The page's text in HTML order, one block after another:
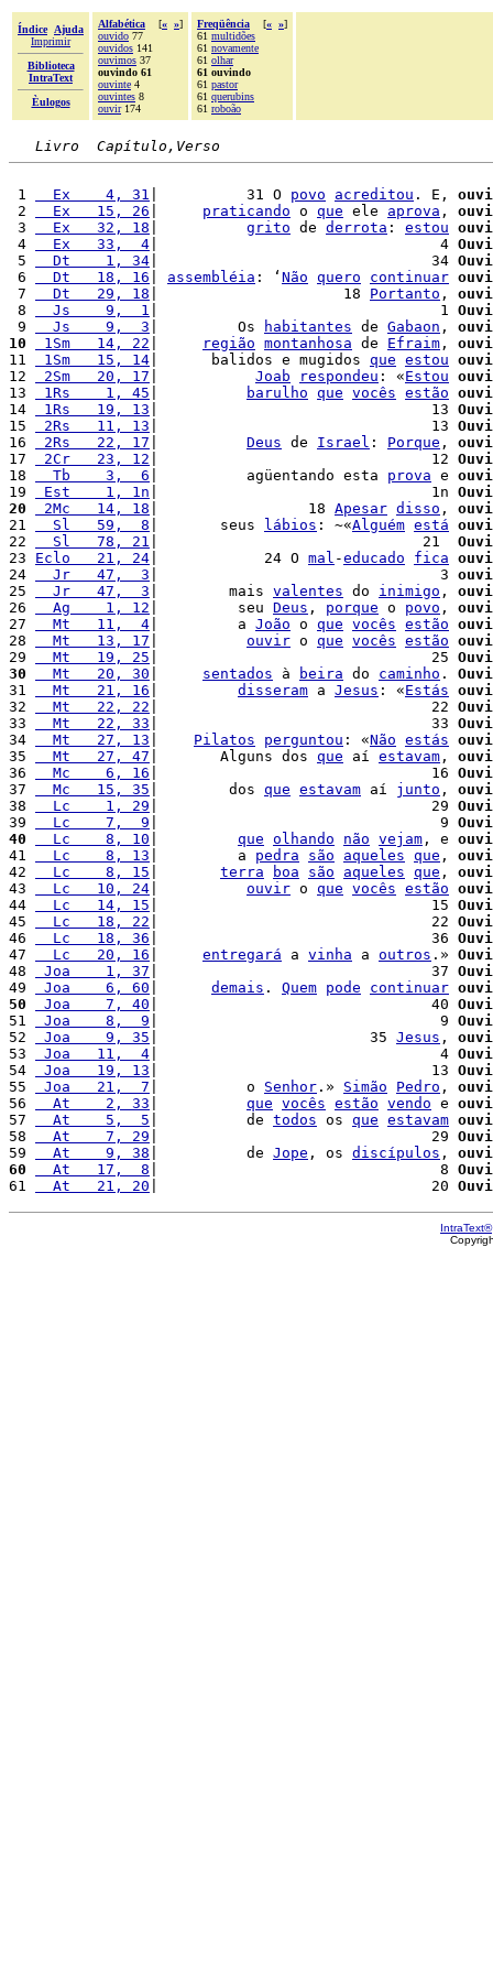
Índice
Ajuda
Imprimir
Biblioteca
IntraText
Èulogos
Alfabética [« »]
ouvido 77
ouvidos 141
ouvimos 37
ouvindo 61
ouvinte 4
ouvintes 8
ouvir174
Freqüência [« »]
61 multidões
61 novamente
61 olhar
61 ouvindo
61 pastor
61 querubins
61 roboão
Livro  Capítulo,Verso
1
  Ex    4, 31
|          31 O povo acreditou . E,
2
  Ex   15, 26
praticando o que ele aprova ,
3
  Ex   32, 18
grito de derrota : estou
4
  Ex   33,  4
|                                4
5
  Dt    1, 34
|                               34
6
  Dt   18, 16
assembléia : ‘ Não quero continuar
7
  Dt   29, 18
|                     18 Portanto ,
8
  Js    9,  1
|                                1
9
  Js    9,  3
|         Os habitantes de Gabaon ,
10
1Sm   14, 22 região montanhosa de Efraim ,
11
1Sm   15, 14 |      balidos e mugidos que estou
12
2Sm   20, 17 Joab respondeu : «Estou
13
1Rs    1, 45 barulho que vocês estão
14
1Rs   19, 13 |                               13
15
2Rs   11, 13 |                               13
16
2Rs   22, 17 Deus de Israel : Porque ,
17
2Cr   23, 12 |                               12
18
  Tb    3,  6
|          agüentando esta prova e
19
Est    1, 1n |                               1n
20
2Mc   14, 18 |                 18 Apesar disso ,
21
  Sl   59,  8
|       seus lábios : ~«Alguém está
22
  Sl   78, 21
|                              21
23 Eclo   21, 24 |            24 O mal -educado fica
24
  Jr   47,  3
|                                3
25
  Jr   47,  3
|        mais valentes do inimigo ,
26
  Ag    1, 12
|         seu Deus , porque o povo ,
27
  Mt   11,  4
|         a João o que vocês estão
28
  Mt   13, 17
ouvir o que vocês estão
29
  Mt   19, 25
|                               25
30
  Mt   20, 30
sentados à beira do caminho .
31
  Mt   21, 16
disseram a Jesus : «Estás
32
  Mt   22, 22
|                               22
33
  Mt   22, 33
|                               33
34
  Mt   27, 13
Pilatos perguntou : «Não estás
35
  Mt   27, 47
|       Alguns dos que aí estavam ,
36
  Mc    6, 16
|                               16
37
  Mc   15, 35
|        dos que estavam aí junto ,
38
  Lc    1, 29
|                               29
39
  Lc    7,  9
|                                9
40
  Lc    8, 10
que olhando não vejam , e
41
  Lc    8, 13
|         a pedra são aqueles que ,
42
  Lc    8, 15
terra boa são aqueles que ,
43
  Lc   10, 24
ouvir o que vocês estão
44
  Lc   14, 15
|                               15
45
  Lc   18, 22
|                               22
46
  Lc   18, 36
|                               36
47
  Lc   20, 16
entregará a vinha a outros .»
48
Joa    1, 37 |                               37
49
Joa    6, 60 demais . Quem pode continuar
50
Joa    7, 40 |                               40
51
Joa    8,  9 |                                9
52
Joa    9, 35 |                        35 Jesus ,
53
Joa   11,  4 |                                4
54
Joa   19, 13 |                               13
55
Joa   21,  7 |          o Senhor .» Simão Pedro ,
56
  At    2, 33
que vocês estão vendo e
57
  At    5,  5
|          de todos os que estavam
58
  At    7, 29
|                               29
59
  At    9, 38
|          de Jope , os discípulos ,
60
  At   17,  8
|                                8
61
  At   21, 20
|                               20
IntraText®